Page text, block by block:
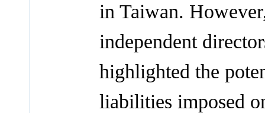
in Taiwan.
independent
highlighted the
liabilities imposed